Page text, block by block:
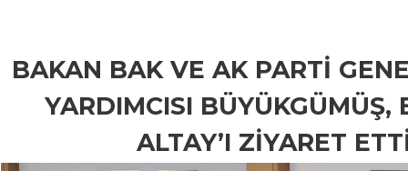
BAKAN BAK VE AK PARTİ
YARDIMCISI BÜYÜKGÜMÜŞ,
ALTAY’I ZİYARET